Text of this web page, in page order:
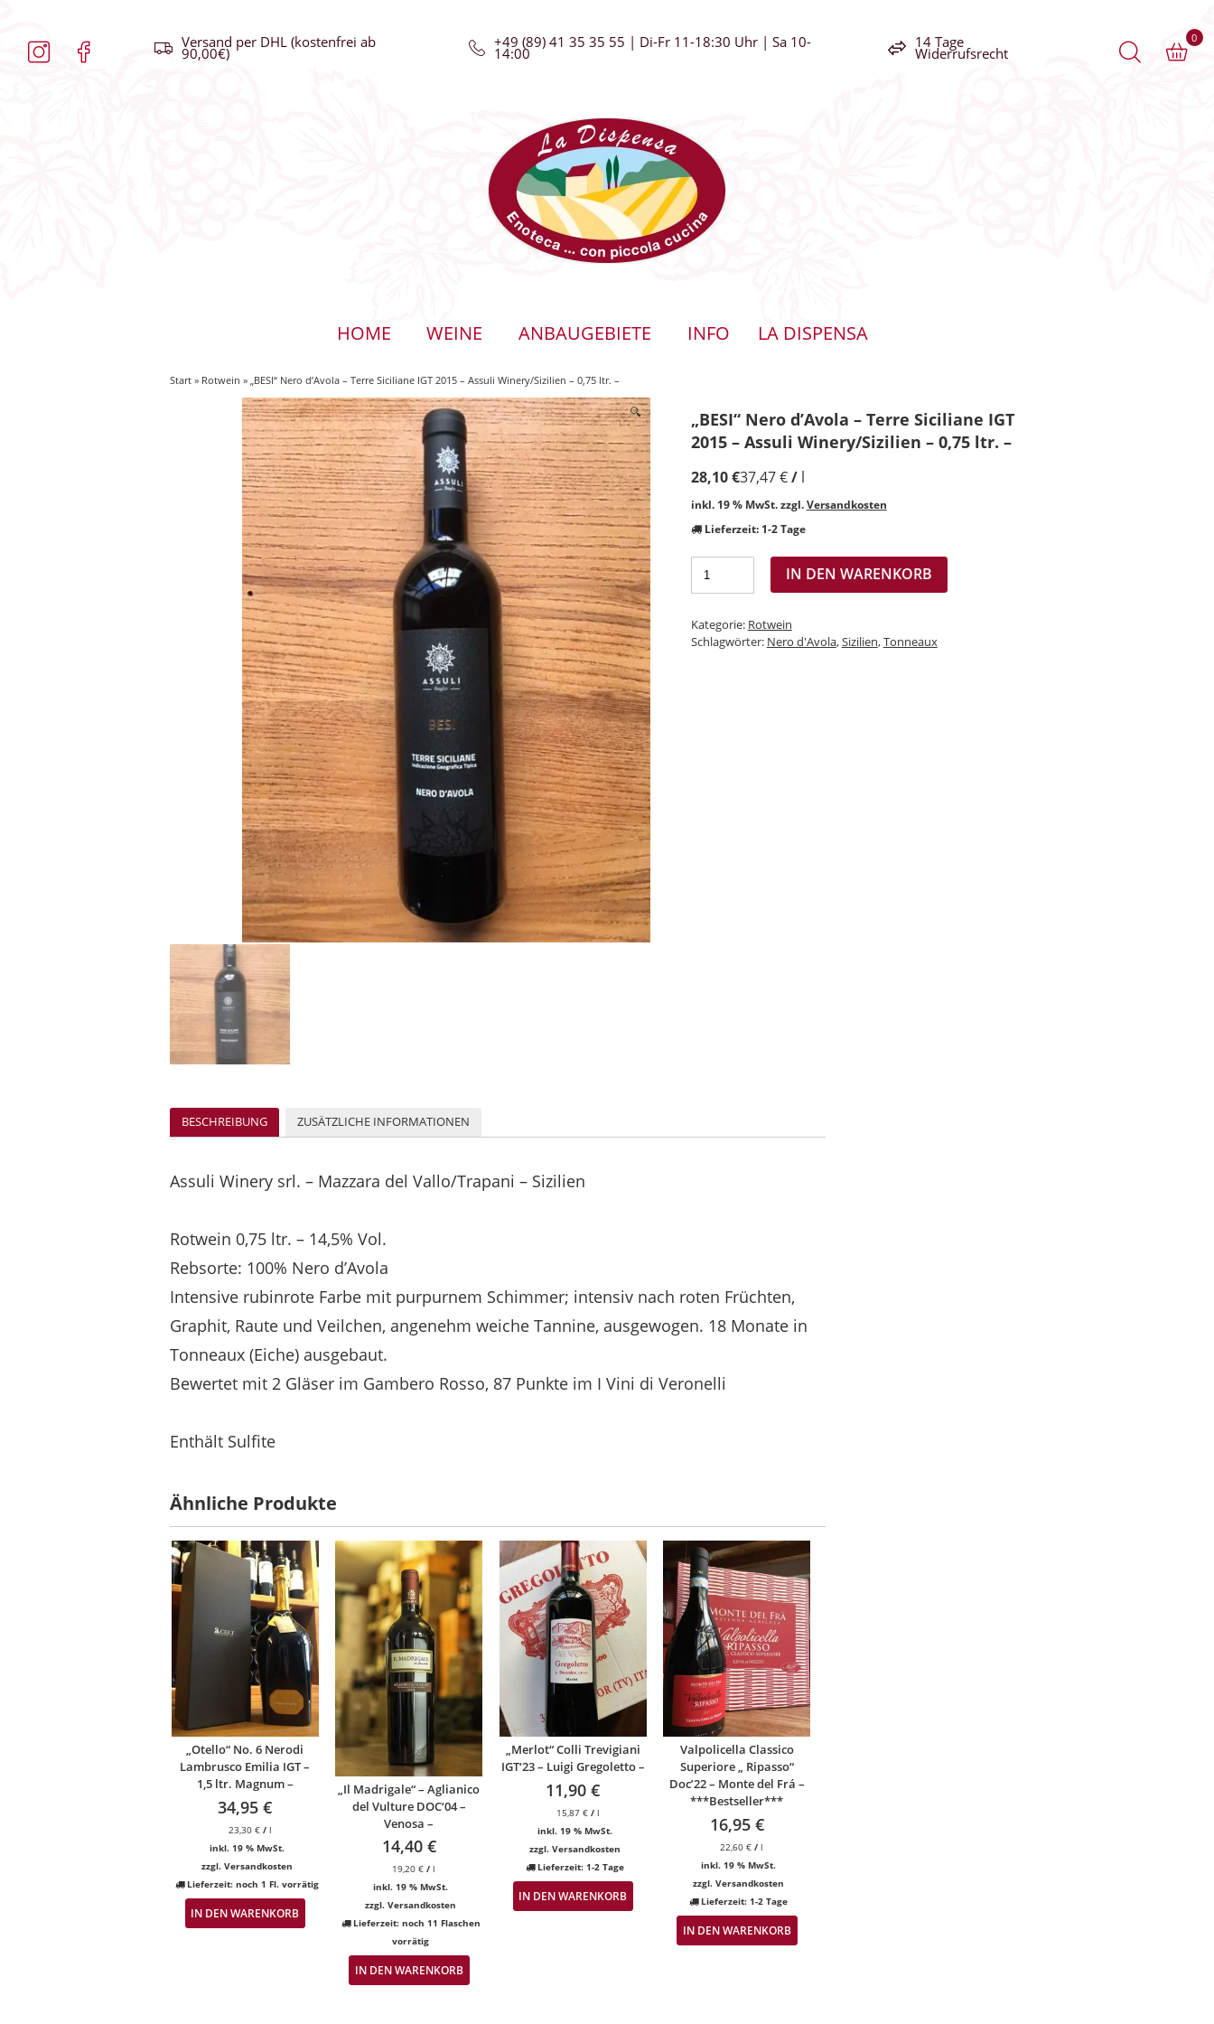
Versand per DHL (kostenfrei ab
90,00€)
+49 (89) 41 35 35 55 | Di-Fr 11-18:30 Uhr | Sa 10-
14:00
14 Tage
Widerrufsrecht
0
HOME WEINE ANBAUGEBIETE INFO LA DISPENSA
Start » Rotwein » „BESI“ Nero d’Avola – Terre Siciliane IGT 2015 – Assuli Winery/Sizilien – 0,75 ltr. –
🔍
„BESI“ Nero d’Avola – Terre Siciliane IGT
2015 – Assuli Winery/Sizilien – 0,75 ltr. –
28,10€37,47€/ l
inkl. 19 % MwSt. zzgl.Versandkosten
Lieferzeit: 1-2 Tage
IN DEN WARENKORB
Kategorie: Rotwein
Schlagwörter: Nero d'Avola,Sizilien,Tonneaux
BESCHREIBUNG ZUSÄTZLICHE INFORMATIONEN
Assuli Winery srl. – Mazzara del Vallo/Trapani – Sizilien
Rotwein 0,75 ltr. – 14,5% Vol.
Rebsorte: 100% Nero d’Avola
Intensive rubinrote Farbe mit purpurnem Schimmer; intensiv nach roten Früchten,
Graphit, Raute und Veilchen, angenehm weiche Tannine, ausgewogen. 18 Monate in
Tonneaux (Eiche) ausgebaut.
Bewertet mit 2 Gläser im Gambero Rosso, 87 Punkte im I Vini di Veronelli
Enthält Sulfite
Ähnliche Produkte
„Otello“ No. 6 Nerodi
Lambrusco Emilia IGT –
1,5 ltr. Magnum –
34,95€
23,30 €/ l
inkl. 19 % MwSt.
zzgl. Versandkosten
Lieferzeit: noch 1 Fl. vorrätig
IN DEN WARENKORB
„Il Madrigale“ – Aglianico
del Vulture DOC‘04 –
Venosa –
14,40 €
19,20€ /l
inkl. 19 % MwSt.
zzgl.Versandkosten
Lieferzeit: noch 11 Flaschen
vorrätig
IN DEN WARENKORB
„Merlot“ Colli Trevigiani
IGT‘23 – Luigi Gregoletto –
11,90€
15,87 €/ l
inkl. 19 % MwSt.
zzgl. Versandkosten
Lieferzeit: 1-2 Tage
IN DEN WARENKORB
Valpolicella Classico
Superiore „ Ripasso“
Doc’22 – Monte del Frá –
***Bestseller***
16,95 €
22,60€ /l
inkl. 19 % MwSt.
zzgl.Versandkosten
Lieferzeit:1-2 Tage
IN DEN WARENKORB